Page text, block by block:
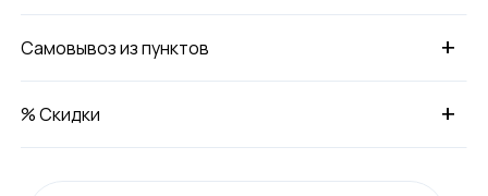
+
Самовывоз из пунктов
+
% Скидки